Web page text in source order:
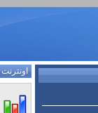
اونترنت